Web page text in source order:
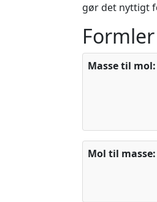
gør det nyttigt
Masse til mol:
Mol til masse: